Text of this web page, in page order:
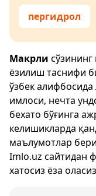
пергидрол
Макрли
ёзилиш таснифи
ўзбек
имлоси, нечта
бехато бўғинга
келишикларда
маълумотлар
Imlo.uz сайтидан
хатосиз ёза